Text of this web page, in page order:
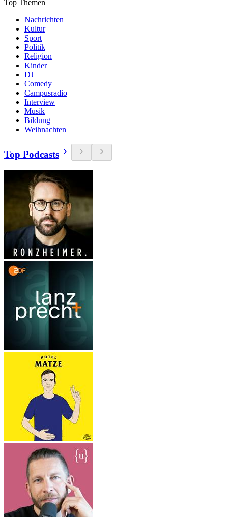
Top Themen
Nachrichten
Kultur
Sport
Politik
Religion
Kinder
DJ
Comedy
Campusradio
Interview
Musik
Bildung
Weihnachten
Top Podcasts